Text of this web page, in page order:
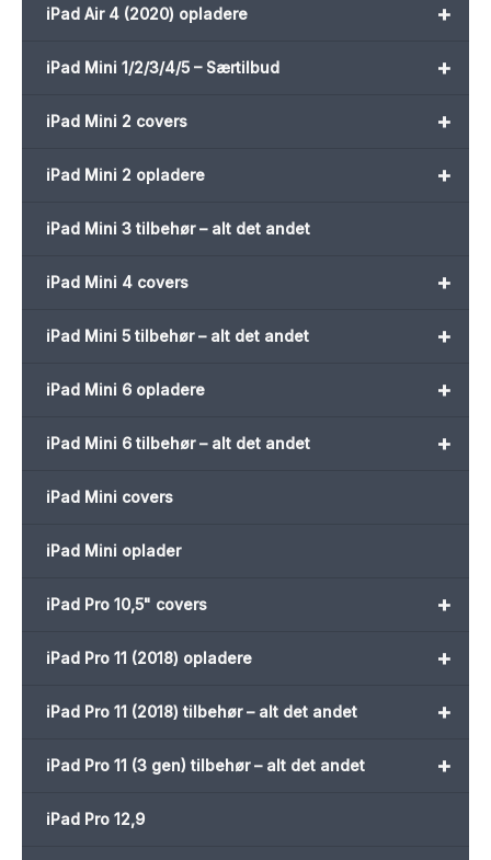
+
iPad Air 4 (2020) opladere
+
iPad Mini 1/2/3/4/5 – Særtilbud
+
iPad Mini 2 covers
+
iPad Mini 2 opladere
iPad Mini 3 tilbehør – alt det andet
+
iPad Mini 4 covers
+
iPad Mini 5 tilbehør – alt det andet
+
iPad Mini 6 opladere
+
iPad Mini 6 tilbehør – alt det andet
iPad Mini covers
iPad Mini oplader
+
iPad Pro 10,5" covers
+
iPad Pro 11 (2018) opladere
+
iPad Pro 11 (2018) tilbehør – alt det andet
+
iPad Pro 11 (3 gen) tilbehør – alt det andet
iPad Pro 12,9